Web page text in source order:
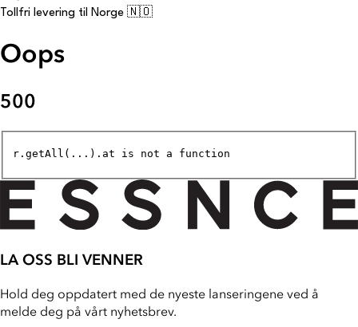
Tollfri levering til Norge 🇳🇴
Oops
500
r.getAll(...).at is not a function
LA OSS BLI VENNER
Hold deg oppdatert med de nyeste lanseringene ved å
melde deg på vårt nyhetsbrev.